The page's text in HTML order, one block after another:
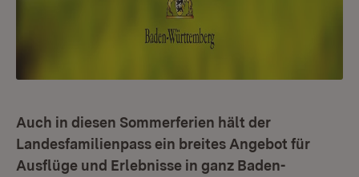
Auch in diesen Sommerferien hält der
Landesfamilienpass ein breites Angebot für
Ausflüge und Erlebnisse in ganz Baden-